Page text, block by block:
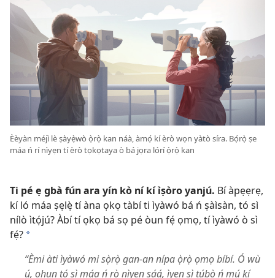
Èèyàn méjì lè ṣàyẹ̀wò ọ̀rọ̀ kan náà, àmọ́ kí èrò wọn yàtò síra. Bọ́rọ̀ ṣe
máa ń rí nìyẹn tí èrò tọkọtaya ò bá jọra lórí ọ̀rọ̀ kan
Ti pé ẹ gbà fún ara yín kò ní kí ìṣòro yanjú. Bí àpẹẹrẹ,
kí ló máa ṣẹlẹ̀ tí àna ọkọ tàbí ti ìyàwó bá ń ṣàìsàn, tó sì
nílò ìtọ́jú? Àbí tí ọkọ bá sọ pé òun fẹ́ ọmọ, tí ìyàwó ò sì
fẹ́? a
“Èmi àti ìyàwó mi sọ̀rọ̀ gan-an nípa ọ̀rọ̀ ọmọ bíbí. Ó wù
ú, ohun tó sì máa ń rò nìyẹn ṣáá, ìyẹn sì túbọ̀ ń mú kí